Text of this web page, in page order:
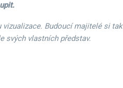
Budoucí majitelé si tak
svých vlastních představ.